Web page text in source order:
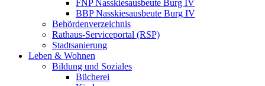
FNP Nasskiesausbeute Burg IV
BBP Nasskiesausbeute Burg IV
Behördenverzeichnis
Rathaus-Serviceportal (RSP)
Stadtsanierung
Leben & Wohnen
Bildung und Soziales
Bücherei